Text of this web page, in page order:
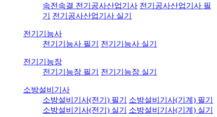
속전속결 전기공사산업기사 전기공사산업기사 필
기
전기공사산업기사 실기
전기기능사
전기기능사 필기
전기기능사 실기
전기기능장
전기기능장 필기
전기기능장 실기
소방설비기사
소방설비기사(전기) 필기
소방설비기사(기계) 필기
소방설비기사(전기) 실기
소방설비기사(기계) 실기